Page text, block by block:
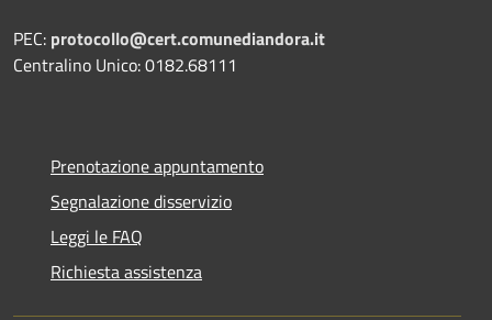
PEC: protocollo@cert.comunediandora.it
Centralino Unico: 0182.68111
Prenotazione appuntamento
Segnalazione disservizio
Leggi le FAQ
Richiesta assistenza